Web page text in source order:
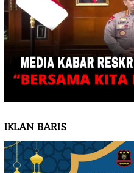
IKLAN BARIS